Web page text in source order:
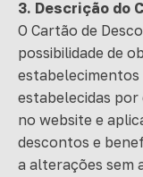
3. Descrição do
O Cartão de
possibilidade de
estabelecidas
no website e
descontos e
a alterações sem